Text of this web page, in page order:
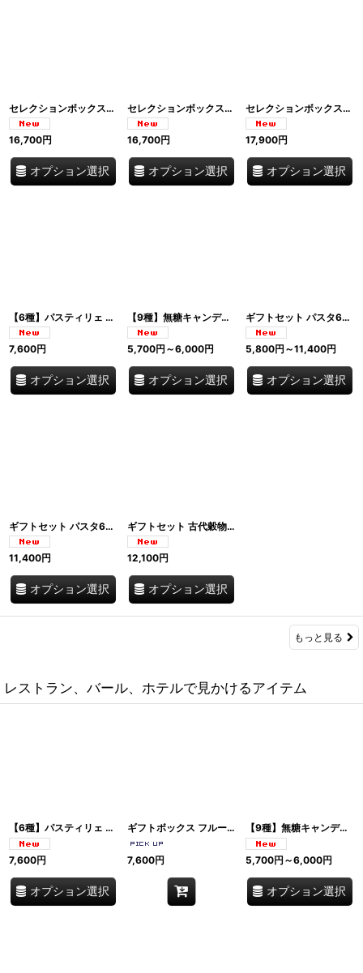
セレクションボックス「ドゥッチョ」リッチャレッリ パンフォルテ カントゥッチーニ グルテンフリー Antichi Dolci di Siena I.G.P. イタリア
16,700円
オプション選択
セレクションボックス「シモーネ」リッチャレッリ パンフォルテ カヴァルッチ グルテンフリー Antichi Dolci di Siena イタリア
16,700円
オプション選択
セレクションボックス「アンブロージョ」リッチャレッリ アマレッティ パンフォルテ グルテンフリー Antichi Dolci di Siena イタリア
17,900円
オプション選択
【6種】パスティリェ 500g大容量袋入り フレーバー選択6種 ヴィーガン・グルテンフリー イタリア老舗菓子 Leone dal 1857 レオーネ・ダル・1857 イタリア
7,600円
オプション選択
【9種】無糖キャンディ フレーバー選択(8種+ミックス) 2袋セット (125g×2) グルテンフリー・ヴィーガン イタリア老舗菓子 Leone dal 1857 レオーネ・ダル・1857 イタリア
5,700円 ～6,000円
オプション選択
ギフトセット パスタ6形状 3kg イタリア産デュラム小麦100% Box Degustazione Armando イタリア
5,800円 ～11,400円
オプション選択
ギフトセット パスタ6種+トマト4点 テイスティングボックス Grano & Pomodoro Armando イタリア
11,400円
オプション選択
ギフトセット 古代穀物パスタ8種 オーガニック 保存缶付き Sgambaro イタリア
12,100円
オプション選択
もっと見る
レストラン、バール、ホテルで見かけるアイテム
【6種】パスティリェ 500g大容量袋入り フレーバー選択6種 ヴィーガン・グルテンフリー イタリア老舗菓子 Leone dal 1857 レオーネ・ダル・1857 イタリア
7,600円
オプション選択
ギフトボックス フルーツゼリー&キャンディ詰め合わせ 限定パッケージ Nathalie Le'te' ヴィーガン グルテンフリー イタリア製 Leone 1857 レオーネ パスティリェ ミックス Pastiglie Leone パスティリエ・レオーネ イタリア
7,600円
【9種】無糖キャンディ フレーバー選択(8種+ミックス) 2袋セット (125g×2) グルテンフリー・ヴィーガン イタリア老舗菓子 Leone dal 1857 レオーネ・ダル・1857 イタリア
5,700円 ～6,000円
オプション選択